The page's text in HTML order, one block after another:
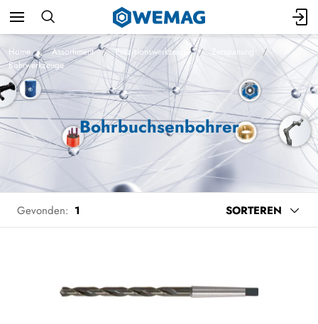
Home Assortiment Präzisionswerkzeuge
Zerspanung
Bohrwerkzeuge
Bohrbuchsenbohrer
Gevonden: 1 SORTEREN